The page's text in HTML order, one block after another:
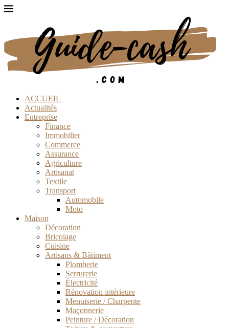
ACCUEIL
Actualités
Entreprise
Finance
Immobilier
Commerce
Assurance
Agriculture
Artisanat
Textile
Transport
Automobile
Moto
Maison
Décoration
Bricolage
Cuisine
Artisans & Bâtiment
Plomberie
Serrurerie
Électricité
Rénovation intérieure
Menuiserie / Charpente
Maçonnerie
Peinture / Décoration